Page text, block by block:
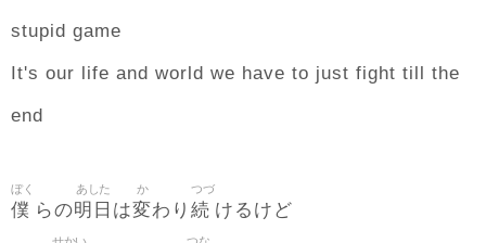
stupid game
It's our life and world we have to just fight till the
end
僕
ぼく
らの明日
あした
は変
か
わり 続
つづ
けるけど